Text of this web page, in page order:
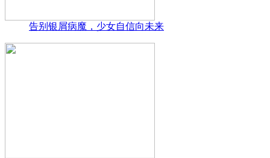
告别银屑病魔，少女自信向未来